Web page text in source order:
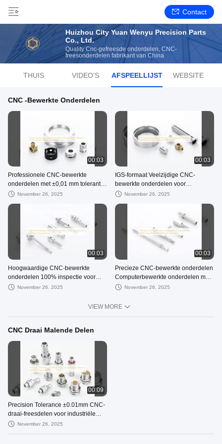
Contact
Huizhou City Yuan Wenyu Precision Parts
Co., Ltd.
Quality Cnc-gefreesde onderdelen, CNC-
freesonderdelen fabrikant van China
THUIS VIDEO'S AFSPEELLIJST WEBSITE
CNC -bewerkte Onderdelen
00:03
Professionele CNC-bewerkte
onderdelen met ±0,01 mm tolerantie
en op maat gemaakte
November 26, 2025
00:03
IGS-formaat Veelzijdige CNC-
bewerkte onderdelen voor
verschillende productieprocessen
November 26, 2025
00:03
Hoogwaardige CNC-bewerkte
onderdelen 100% inspectie voor
industriële toepassingen
November 26, 2025
00:03
Precieze CNC-bewerkte onderdelen
Computerbewerkte onderdelen met
een tolerantie van ±0,01 mm
November 26, 2025
VIEW MORE
CNC Draai Malende Delen
00:09
Precision Tolerance ±0.01mm CNC-
draai-freesdelen voor industriële
toepassingen
November 26, 2025